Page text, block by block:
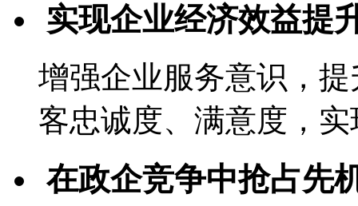
实现企业经济效益提
增强企业服务意识，
客忠诚度、满意度，
在政企竞争中抢占先